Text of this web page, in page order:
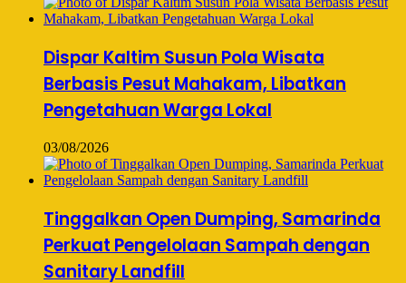
Dispar Kaltim Susun Pola Wisata
Berbasis Pesut Mahakam, Libatkan
Pengetahuan Warga Lokal
03/08/2026
Tinggalkan Open Dumping, Samarinda
Perkuat Pengelolaan Sampah dengan
Sanitary Landfill